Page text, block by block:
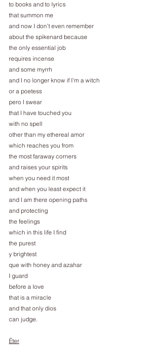
to books and to lyrics
that summon me
and now I don’t even remember
about the spikenard because
the only essential job
requires incense
and some myrrh
and I no longer know if I’m a witch
or a poetess
pero I swear
that I have touched you
with no spell
other than my ethereal amor
which reaches you from
the most faraway corners
and raises your spirits
when you need it most
and when you least expect it
and I am there opening paths
and protecting
the feelings
which in this life I find
the purest
y brightest
que with honey and azahar
I guard
before a love
that is a miracle
and that only dios
can judge.
Éter